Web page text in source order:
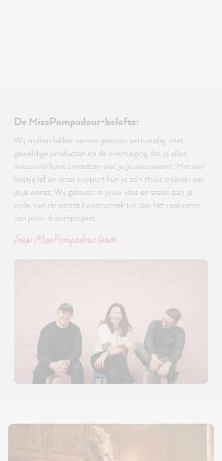
De MissPompadour-belofte:
Wij maken lekker verven gewoon eenvoudig, met
geweldige producten en de overtuiging dat jij alles
succesvol kunt omzetten wat je je voorneemt. Met een
beetje lef en onze support kun je zo'n thuis creëren dat
je je wenst. Wij geloven in jouw idee en staan aan je
zijde, van de eerste kwaststreek tot aan het realiseren
van jouw droomproject.
Jouw MissPompadour team